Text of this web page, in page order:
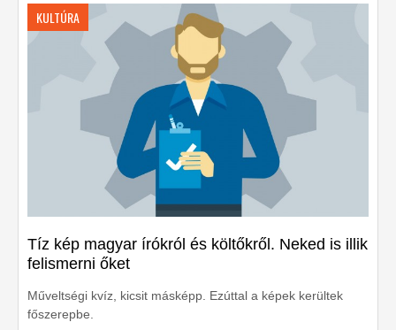
KULTÚRA
Tíz kép magyar írókról és költőkről. Neked is illik
felismerni őket
Műveltségi kvíz, kicsit másképp. Ezúttal a képek kerültek
főszerepbe.